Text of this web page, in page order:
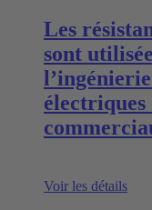
Les
sont
électriques
Voir les détails